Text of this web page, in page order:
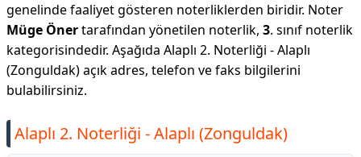
genelinde faaliyet gösteren noterliklerden biridir. Noter
Müge Önertarafından yönetilen noterlik, 3. sınıf noterlik
kategorisindedir. Aşağıda Alaplı 2. Noterliği - Alaplı
(Zonguldak) açık adres, telefon ve faks bilgilerini
bulabilirsiniz.
Alaplı 2. Noterliği - Alaplı (Zonguldak)